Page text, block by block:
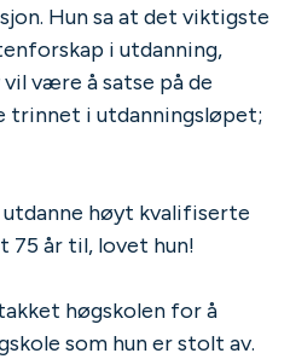
Hun sa at det viktigste
i utdanning,
være å satse på de
trinnet i utdanningsløpet;
utdanne høyt kvalifiserte
75 år til, lovet hun!
høgskolen for å
som hun er stolt av.